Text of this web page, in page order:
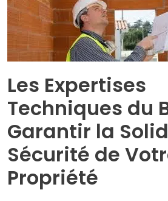
Les Expertises
Techniques du
Garantir la
Sécurité de
Propriété